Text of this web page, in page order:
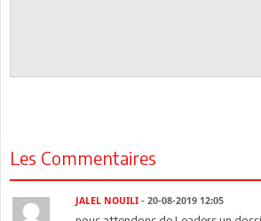
Les Commentaires
JALEL NOUILI - 20-08-2019 12:05